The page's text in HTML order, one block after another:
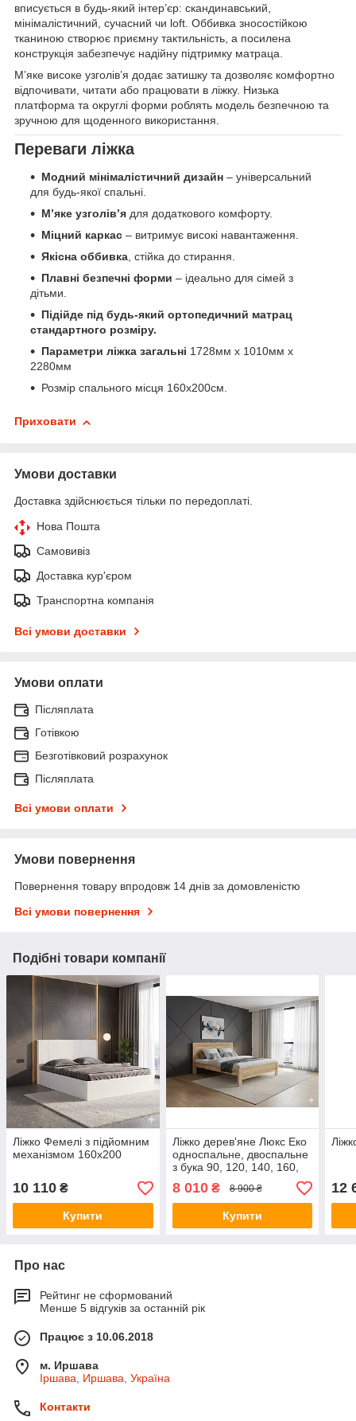
вписується в будь-який інтер’єр: скандинавський,
мінімалістичний, сучасний чи loft. Оббивка зносостійкою
тканиною створює приємну тактильність, а посилена
конструкція забезпечує надійну підтримку матраца.
М’яке високe узголів’я додає затишку та дозволяє комфортно
відпочивати, читати або працювати в ліжку. Низька
платформа та округлі форми роблять модель безпечною та
зручною для щоденного використання.
Переваги ліжка
Модний мінімалістичний дизайн – універсальний
для будь-якої спальні.
М’яке узголів’я для додаткового комфорту.
Міцний каркас – витримує високі навантаження.
Якісна оббивка, стійка до стирання.
Плавні безпечні форми – ідеально для сімей з
дітьми.
Підійде під будь-який ортопедичний матрац
стандартного розміру.
Параметри ліжка загальні 1728мм x 1010мм x
2280мм
Розмір спального місця 160х200см.
Приховати
Умови доставки
Доставка здійснюється тільки по передоплаті.
Нова Пошта
Самовивіз
Доставка кур'єром
Транспортна компанія
Всі умови доставки
Умови оплати
Післяплата
Готівкою
Безготівковий розрахунок
Післяплата
Всі умови оплати
Умови повернення
Повернення товару впродовж 14 днів за домовленістю
Всі умови повернення
Подібні товари компанії
Ліжко Фемелі з підйомним
механізмом 160х200
10 110 ₴
Купити
Ліжко дерев'яне Люкс Еко
односпальне, двоспальне
з бука 90, 120, 140, 160,
180 х 200см.
8 010₴ 8 900 ₴
Купити
12
Про нас
Рейтинг не сформований
Менше 5 відгуків за останній рік
Працює з 10.06.2018
м. Иршава
Іршава, Иршава, Україна
Контакти